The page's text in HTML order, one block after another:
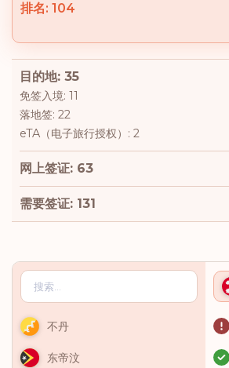
排名: 104
目的地: 35
免签入境: 11
落地签: 22
eTA（电子旅行授权）: 2
网上签证: 63
需要签证: 131
不丹
东帝汶